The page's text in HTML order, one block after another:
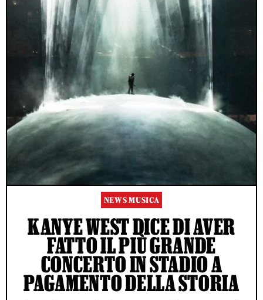
NEWS MUSICA
KANYE WEST DICE DI AVER
FATTO IL PIÙ GRANDE
CONCERTO IN STADIO A
PAGAMENTO DELLA STORIA